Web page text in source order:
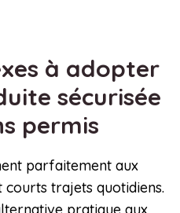
à adopter
sécurisée
permis
parfaitement aux
trajets quotidiens.